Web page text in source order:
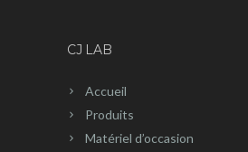
CJ LAB
Accueil
Produits
Matériel d’occasion